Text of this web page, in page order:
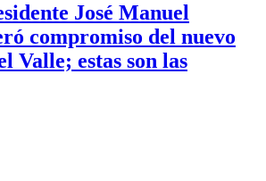
José Manuel
compromiso del nuevo
Valle; estas son las